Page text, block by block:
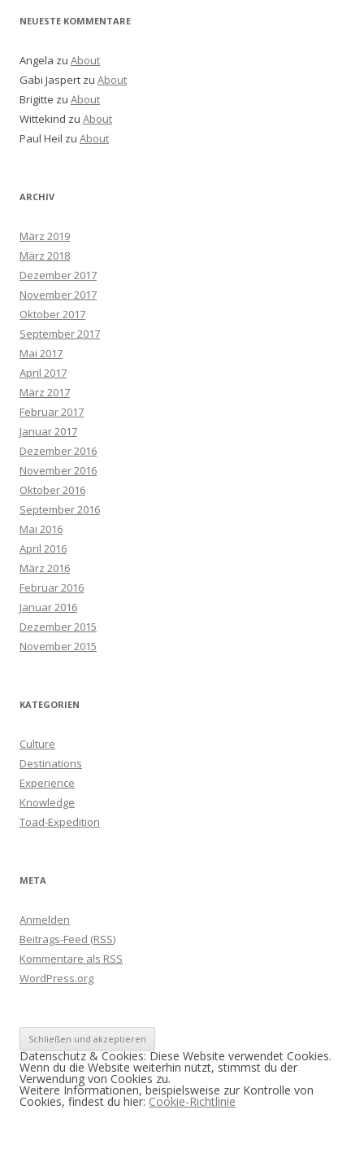
NEUESTE KOMMENTARE
Angela zu About
Gabi Jaspert zu About
Brigitte zu About
Wittekind zu About
Paul Heil zu About
ARCHIV
März 2019
März 2018
Dezember 2017
November 2017
Oktober 2017
September 2017
Mai 2017
April 2017
März 2017
Februar 2017
Januar 2017
Dezember 2016
November 2016
Oktober 2016
September 2016
Mai 2016
April 2016
März 2016
Februar 2016
Januar 2016
Dezember 2015
November 2015
KATEGORIEN
Culture
Destinations
Experience
Knowledge
Toad-Expedition
META
Anmelden
Beitrags-Feed (RSS)
Kommentare als RSS
WordPress.org
Datenschutz & Cookies: Diese Website verwendet Cookies.
Wenn du die Website weiterhin nutzt, stimmst du der
Verwendung von Cookies zu.
Weitere Informationen, beispielsweise zur Kontrolle von
Cookies, findest du hier: Cookie-Richtlinie